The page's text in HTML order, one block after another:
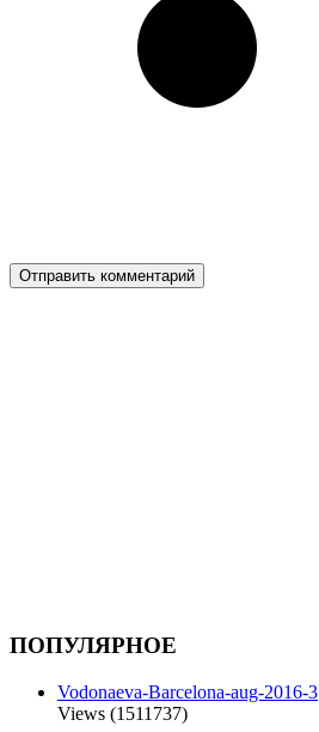
ПОПУЛЯРНОЕ
Vodonaeva-Barcelona-aug-2016-3
Views (1511737)